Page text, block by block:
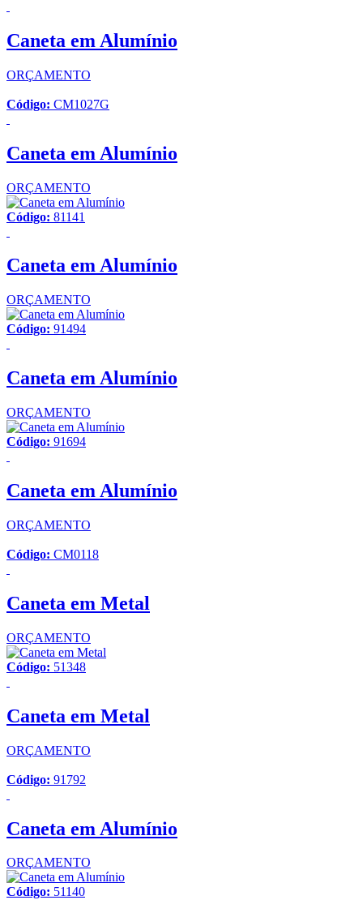
Caneta em Alumínio
ORÇAMENTO
Código: CM1027G
Caneta em Alumínio
ORÇAMENTO
Código: 81141
Caneta em Alumínio
ORÇAMENTO
Código: 91494
Caneta em Alumínio
ORÇAMENTO
Código: 91694
Caneta em Alumínio
ORÇAMENTO
Código: CM0118
Caneta em Metal
ORÇAMENTO
Código: 51348
Caneta em Metal
ORÇAMENTO
Código: 91792
Caneta em Alumínio
ORÇAMENTO
Código: 51140